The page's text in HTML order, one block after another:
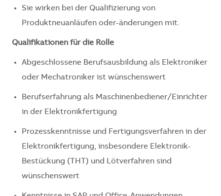
Sie wirken bei der Qualifizierung von
Produktneuanläufen oder-änderungen mit.
Qualifikationen für die Rolle
Abgeschlossene Berufsausbildung als Elektroniker
oder Mechatroniker ist wünschenswert
Berufserfahrung als Maschinenbediener/Einrichter
in der Elektronikfertigung
Prozesskenntnisse und Fertigungsverfahren in der
Elektronikfertigung, insbesondere Elektronik-
Bestückung (THT) und Lötverfahren sind
wünschenswert